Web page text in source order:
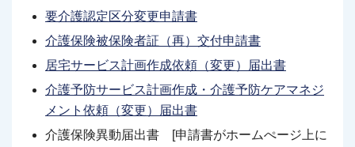
要介護認定区分変更申請書
介護保険被保険者証（再）交付申請書
居宅サービス計画作成依頼（変更）届出書
介護予防サービス計画作成・介護予防ケアマネジ
メント依頼（変更）届出書
介護保険異動届出書 [申請書がホームぺージ上に